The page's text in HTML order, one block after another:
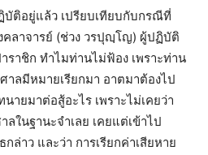
บัติอยู่แล้ว เปรียบเทียบกับกรณีที่
คลาจารย์ (ช่วง วรปุญฺโญ) ผู้ปฏิบัติ
ราชิก ทำไมท่านไม่ฟ้อง เพราะท่าน
าลมีหมายเรียกมา อาตมาต้องไป
ายมาต่อสู้อะไร เพราะไม่เคยว่า
ในฐานะจำเลย เคยแต่เข้าไป
ล่าว และว่า การเรียกค่าเสียหาย